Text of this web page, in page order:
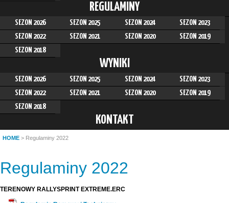
REGULAMINY
SEZON 2026 SEZON 2025 SEZON 2024
SEZON 2023
SEZON 2022
SEZON 2021 SEZON 2020
SEZON 2019
SEZON 2018
WYNIKI
SEZON 2026 SEZON 2025 SEZON 2024
SEZON 2023
SEZON 2022
SEZON 2021 SEZON 2020
SEZON 2019
SEZON 2018
KONTAKT
HOME > Regulaminy 2022
Regulaminy 2022
TERENOWY RALLYSPRINT EXTREME.ERC